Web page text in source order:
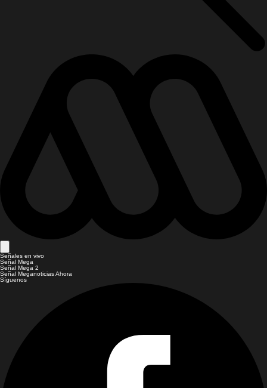
Señales en vivo
Señal Mega
Señal Mega 2
Señal Meganoticias Ahora
Síguenos